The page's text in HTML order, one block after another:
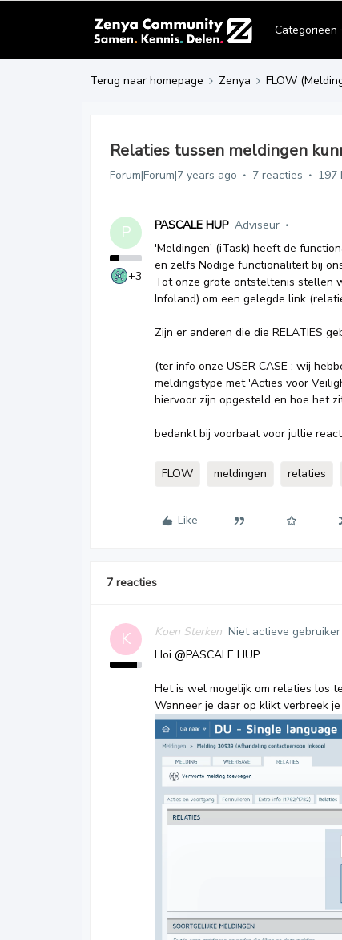
Categorieën
Terug naar homepage Zenya FLOW
Relaties tussen meldingen
Forum|Forum|7 years ago 7 reacties 197
P
+3
PASCALE HUP Adviseur
'Meldingen' (iTask) heeft de
en zelfs Nodige functionaliteit bij
Tot onze grote ontsteltenis stellen
Infoland) om een gelegde link
Zijn er anderen die die RELATIES
(ter info onze USER CASE : wij
meldingstype met 'Acties voor
hiervoor zijn opgesteld en hoe het
bedankt bij voorbaat voor jullie
FLOW meldingen relaties
Like
7 reacties
K Koen Sterken Niet actieve gebruiker
Hoi @PASCALE HUP,
Het is wel mogelijk om relaties los
Wanneer je daar op klikt verbreek